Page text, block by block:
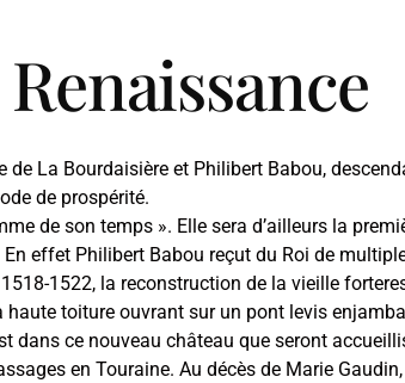
La Bourdaisière et Philibert Babou,
de prospérité.
de son temps ». Elle sera d’ailleurs la
effet Philibert Babou reçut du Roi de
1522, la reconstruction de la vieille
haute toiture ouvrant sur un pont levis
dans ce nouveau château que seront
en Touraine. Au décès de Marie